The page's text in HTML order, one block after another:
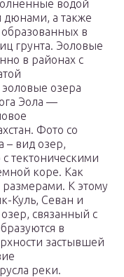
водой
дюнами, а также
в
грунта. Эоловые
в районах с
озера
Эола —
Фото со
– вид озер,
тектоническими
коре. Как
К этому
Куль, Севан и
связанный с
в
застывшей
реки.